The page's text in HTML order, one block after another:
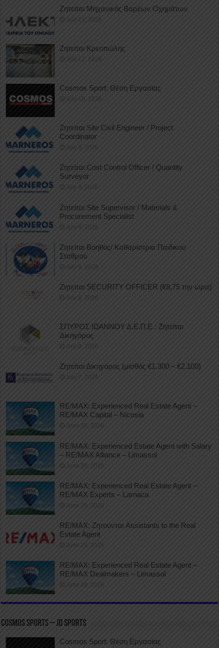
Ζητείται Μηχανικός Βαρέων Οχημάτων
July 13, 2026
Ζητείται Κρεοπώλης
July 12, 2026
Cosmos Sport: Θέση Εργασίας
July 10, 2026
Ζητείται Site Civil Engineer / Project
Coordinator
July 9, 2026
Ζητείται Cost Control Officer / Quantity
Surveyor
July 9, 2026
Ζητείται Site Supervisor / Materials &
Procurement Specialist
July 9, 2026
Ζητείται Βοηθός/ Καθαρίστρια Παιδικού
Σταθμού
July 8, 2026
Ζητείται SECURITY OFFICER (€8,75 την ώρα)
July 8, 2026
ΣΠΥΡΟΣ ΙΩΑΝΝΟΥ Δ.Ε.Π.Ε.: Ζητείται
Δικηγόρος
July 8, 2026
Ζητείται Δικηγόρος (μισθός €1.300 – €2.100)
July 7, 2026
RE/MAX: Experienced Real Estate Agent –
RE/MAX Capital – Nicosia
June 29, 2026
RE/MAX: Experienced Estate Agent with Salary
– RE/MAX Alliance – Limassol
June 29, 2026
RE/MAX: Experienced Real Estate Agent –
RE/MAX Experts – Larnaca
June 29, 2026
RE/MAX: Ζητούνται Assistants to the Real
Estate Agent
June 29, 2026
RE/MAX: Experienced Real Estate Agent –
RE/MAX Dealmakers – Limassol
June 29, 2026
COSMOS SPORTS – JD SPORTS
Cosmos Sport: Θέση Εργασίας